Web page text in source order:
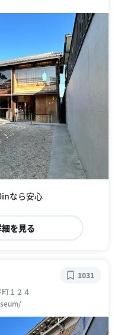
なら安心
を見る
１２４
1031